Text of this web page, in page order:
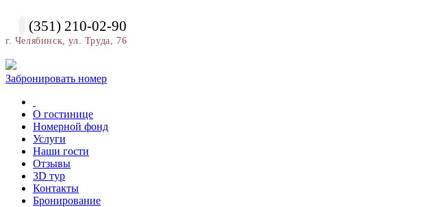
(351) 210-02-90
г. Челябинск, ул. Труда, 76
Забронировать номер
О гостинице
Номерной фонд
Услуги
Наши гости
Отзывы
3D тур
Контакты
Бронирование